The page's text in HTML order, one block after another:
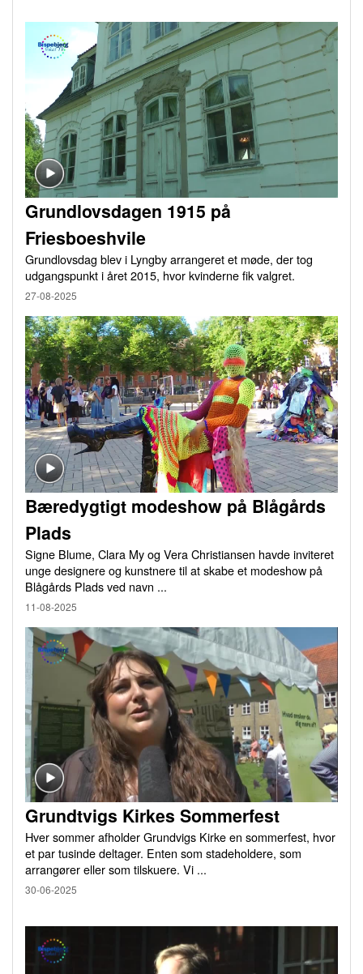
Grundlovsdagen 1915 på
Friesboeshvile
Grundlovsdag blev i Lyngby arrangeret et møde, der tog
udgangspunkt i året 2015, hvor kvinderne fik valgret.
27-08-2025
Bæredygtigt modeshow på Blågårds
Plads
Signe Blume, Clara My og Vera Christiansen havde inviteret
unge designere og kunstnere til at skabe et modeshow på
Blågårds Plads ved navn ...
11-08-2025
Grundtvigs Kirkes Sommerfest
Hver sommer afholder Grundvigs Kirke en sommerfest, hvor
et par tusinde deltager. Enten som stadeholdere, som
arrangører eller som tilskuere. Vi ...
30-06-2025